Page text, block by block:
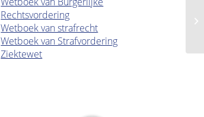
Rechtsvordering
Wetboek van strafrecht
Wetboek van Strafvordering
Ziektewet